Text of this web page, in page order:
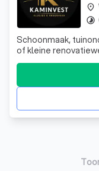
Schoonmaak,
of kleine
een eerlijke prijs.
place
timelapse